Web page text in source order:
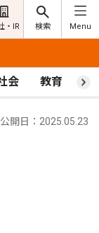
・IR 検索 Menu
会 教育 ス
公開日：2025.05.23